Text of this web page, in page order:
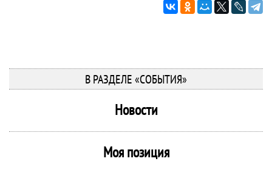
В РАЗДЕЛЕ «СОБЫТИЯ»
Новости
Моя позиция